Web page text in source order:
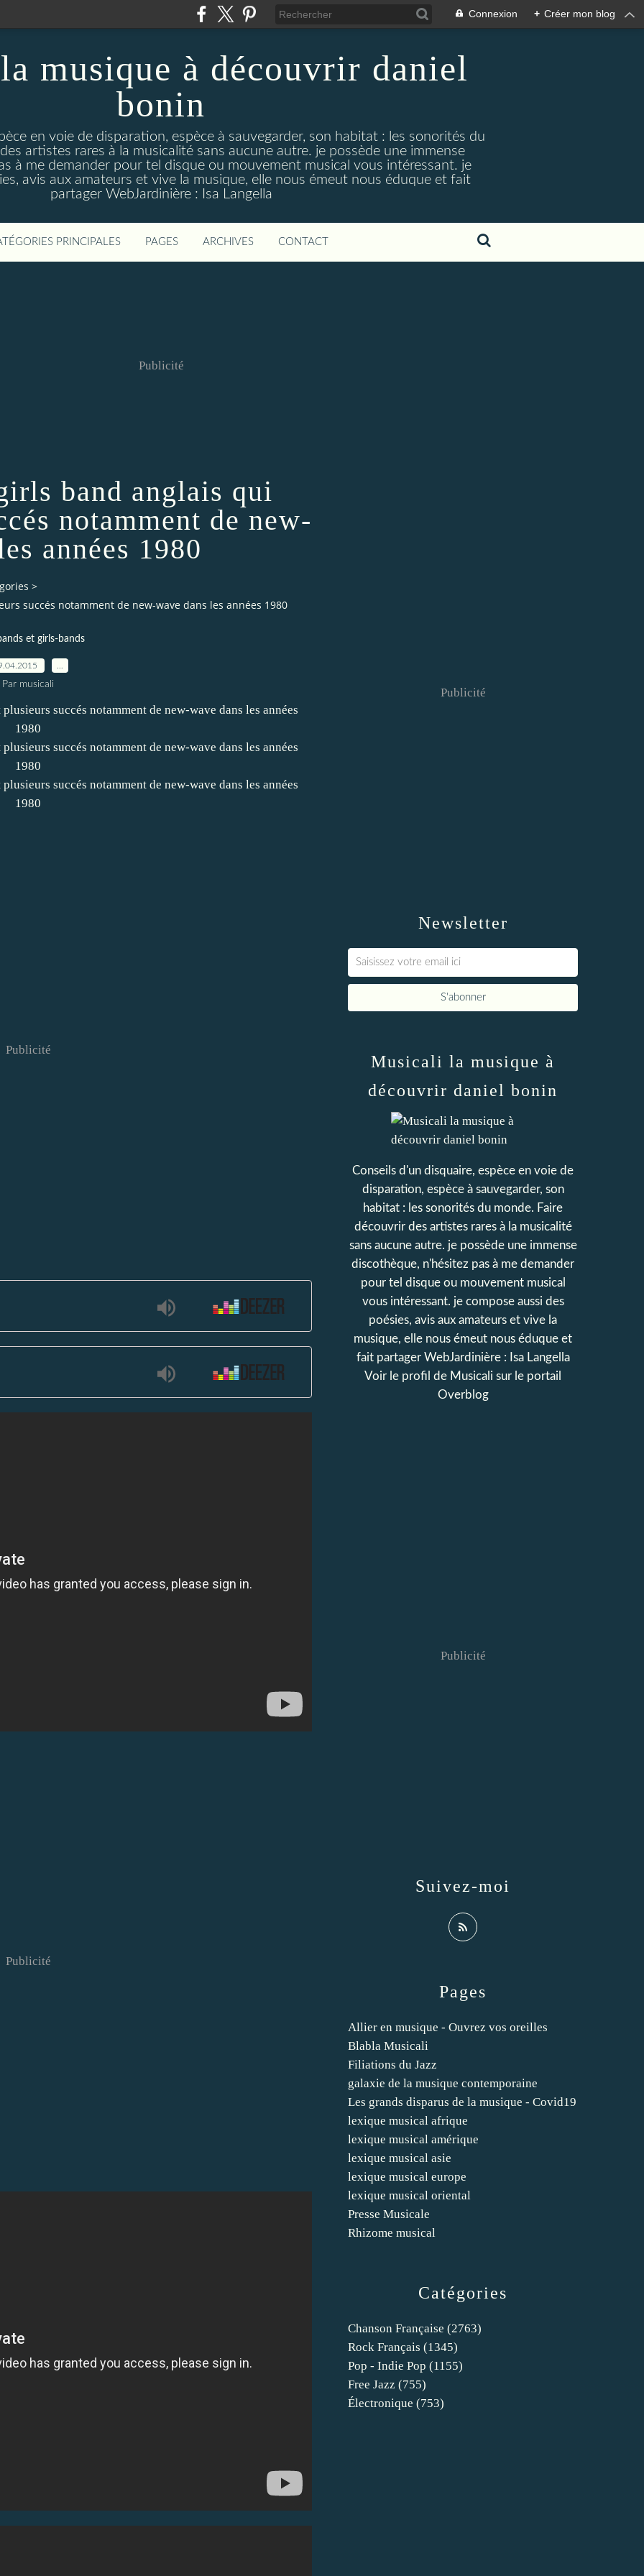
Connexion + Créer mon blog
musique à découvrir daniel
bonin
en voie de disparation, espèce à sauvegarder, son habitat : les sonorités du
artistes rares à la musicalité sans aucune autre. je possède une immense
à me demander pour tel disque ou mouvement musical vous intéressant. je
avis aux amateurs et vive la musique, elle nous émeut nous éduque et fait
partager WebJardinière : Isa Langella
PRINCIPALES PAGES ARCHIVES CONTACT
Publicité
band anglais qui
notamment de new-
années 1980
>
succés notamment de new-wave dans les années 1980
et girls-bands
Par musicali
Publicité
Publicité
Newsletter
Publicité
Catégories
Chanson Française (2763)
Rock Français (1345)
Pop - Indie Pop (1155)
Free Jazz (755)
Électronique (753)
Pages
Allier en musique - Ouvrez vos oreilles
Blabla Musicali
Filiations du Jazz
galaxie de la musique contemporaine
Les grands disparus de la musique - Covid19
lexique musical afrique
lexique musical amérique
lexique musical asie
lexique musical europe
lexique musical oriental
Presse Musicale
Rhizome musical
Musicali la musique à
découvrir daniel bonin
Conseils d'un disquaire, espèce en voie de
disparation, espèce à sauvegarder, son
habitat : les sonorités du monde. Faire
découvrir des artistes rares à la musicalité
sans aucune autre. je possède une immense
discothèque, n'hésitez pas à me demander
pour tel disque ou mouvement musical
vous intéressant. je compose aussi des
poésies, avis aux amateurs et vive la
musique, elle nous émeut nous éduque et
fait partager WebJardinière : Isa Langella
Voir le profil de Musicali sur le portail
Overblog
Suivez-moi
Publicité